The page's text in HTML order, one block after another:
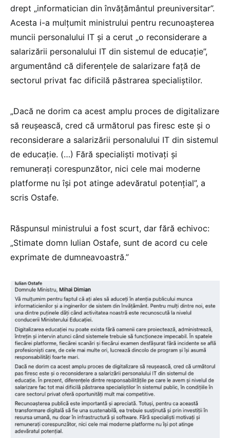
drept „informatician din învățământul preuniversitar”.
Acesta i-a mulțumit ministrului pentru recunoașterea
muncii personalului IT și a cerut „o reconsiderare a
salarizării personalului IT din sistemul de educație”,
argumentând că diferențele de salarizare față de
sectorul privat fac dificilă păstrarea specialiștilor.
„Dacă ne dorim ca acest amplu proces de digitalizare
să reușească, cred că următorul pas firesc este și o
reconsiderare a salarizării personalului IT din sistemul
de educație. (…) Fără specialiști motivați și
remunerați corespunzător, nici cele mai moderne
platforme nu își pot atinge adevăratul potențial”, a
scris Ostafe.
Răspunsul ministrului a fost scurt, dar fără echivoc:
„Stimate domn Iulian Ostafe, sunt de acord cu cele
exprimate de dumneavoastră.”